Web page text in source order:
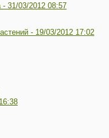
- 31/03/2012 08:57
- 19/03/2012 17:02